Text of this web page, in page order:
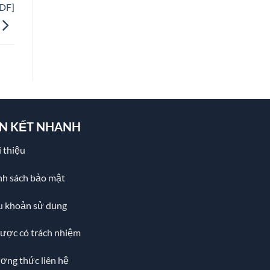
KẾT NHANH
thiệu
sách bảo mật
khoản sử dụng
có trách nhiệm
thức liên hệ